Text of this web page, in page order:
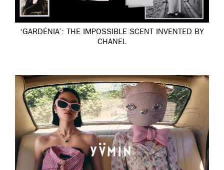
‘GARDÉNIA’: THE IMPOSSIBLE SCENT INVENTED BY
CHANEL